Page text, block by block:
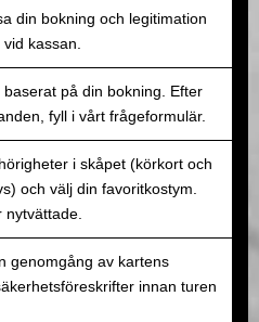
din bokning och legitimation
kassan.
på din bokning. Efter
fyll i vårt frågeformulär.
i skåpet (körkort och
och välj din favoritkostym.
nytvättade.
genomgång av kartens
innan turen